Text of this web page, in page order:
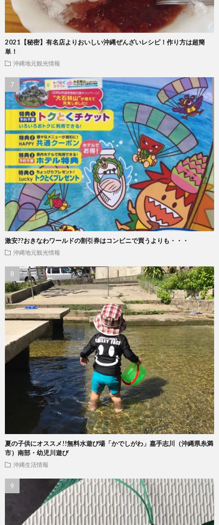
2021【秘密】有名店よりおいしい沖縄ぜんざいレシピ！作り方は超簡
単！
沖縄地元観光情報
激安??おきなわワールドの割引券はコンビニで買うよりも・・・
沖縄地元観光情報
夏の子供にオススメ!!無料水遊び場「かでしがわ」嘉手志川（沖縄県糸満
市）南部・幼児川遊び
沖縄生活情報